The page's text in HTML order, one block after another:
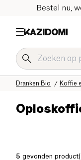
Bestel nu,
Koffie
Dranken Bio
Onze
Home
5 gevonden